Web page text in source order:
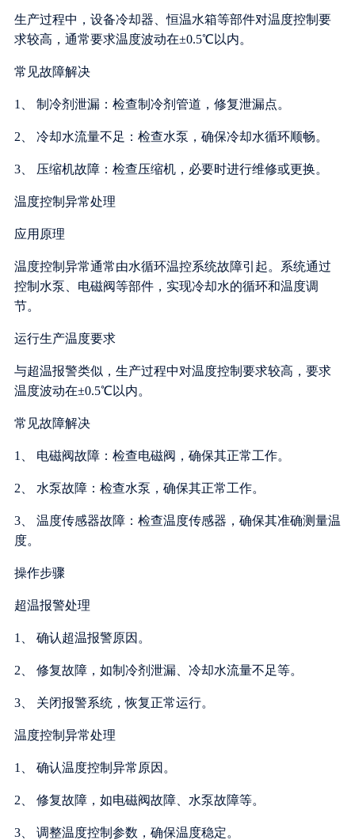
生产过程中，设备冷却器、恒温水箱等部件对温度控制要
求较高，通常要求温度波动在±0.5℃以内。
常见故障解决
1、 制冷剂泄漏：检查制冷剂管道，修复泄漏点。
2、 冷却水流量不足：检查水泵，确保冷却水循环顺畅。
3、 压缩机故障：检查压缩机，必要时进行维修或更换。
温度控制异常处理
应用原理
温度控制异常通常由水循环温控系统故障引起。系统通过
控制水泵、电磁阀等部件，实现冷却水的循环和温度调
节。
运行生产温度要求
与超温报警类似，生产过程中对温度控制要求较高，要求
温度波动在±0.5℃以内。
常见故障解决
1、 电磁阀故障：检查电磁阀，确保其正常工作。
2、 水泵故障：检查水泵，确保其正常工作。
3、 温度传感器故障：检查温度传感器，确保其准确测量温
度。
操作步骤
超温报警处理
1、 确认超温报警原因。
2、 修复故障，如制冷剂泄漏、冷却水流量不足等。
3、 关闭报警系统，恢复正常运行。
温度控制异常处理
1、 确认温度控制异常原因。
2、 修复故障，如电磁阀故障、水泵故障等。
3、 调整温度控制参数，确保温度稳定。